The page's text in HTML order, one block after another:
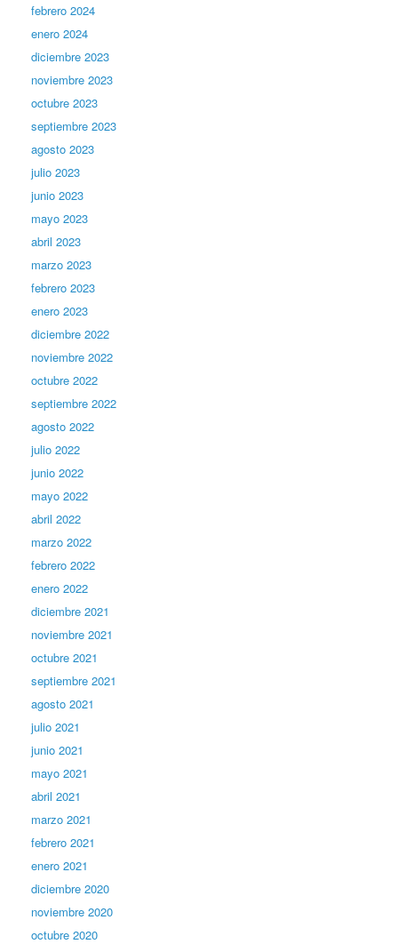
febrero 2024
enero 2024
diciembre 2023
noviembre 2023
octubre 2023
septiembre 2023
agosto 2023
julio 2023
junio 2023
mayo 2023
abril 2023
marzo 2023
febrero 2023
enero 2023
diciembre 2022
noviembre 2022
octubre 2022
septiembre 2022
agosto 2022
julio 2022
junio 2022
mayo 2022
abril 2022
marzo 2022
febrero 2022
enero 2022
diciembre 2021
noviembre 2021
octubre 2021
septiembre 2021
agosto 2021
julio 2021
junio 2021
mayo 2021
abril 2021
marzo 2021
febrero 2021
enero 2021
diciembre 2020
noviembre 2020
octubre 2020